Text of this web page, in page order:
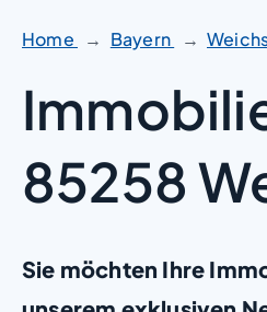
Home Bayern
85258
Sie möchten Ihre